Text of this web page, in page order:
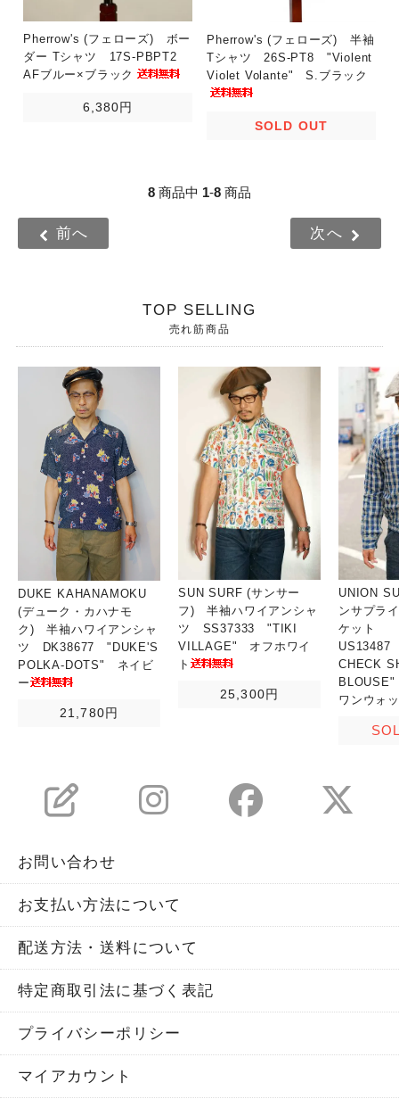
Pherrow's (フェローズ) ボー
ダー Tシャツ 17S-PBPT2
AFブルー×ブラック
6,380円
Pherrow's (フェローズ) 半袖
Tシャツ 26S-PT8 "Violent
Violet Volante" S.ブラック
SOLD OUT
8 商品中 1-8 商品
前へ 次へ
TOP SELLING
売れ筋商品
DUKE KAHANAMOKU
(デューク・カハナモ
ク) 半袖ハワイアンシャ
ツ DK38677 "DUKE'S
POLKA-DOTS" ネイビ
ー
21,780円
SUN SURF (サンサー
フ) 半袖ハワイアンシャ
ツ SS37333 "TIKI
VILLAGE" オフホワイ
ト
25,300円
UNION
ンサプラ
ケット
US13487
CHECK
ワンウォ
お問い合わせ
お支払い方法について
配送方法・送料について
特定商取引法に基づく表記
プライバシーポリシー
マイアカウント